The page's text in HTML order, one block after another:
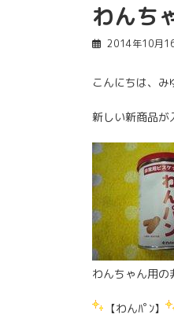
わんち
2014年10月
こんにちは、み
新しい新商品が
わんちゃん用の
【わんﾊﾟﾝ】